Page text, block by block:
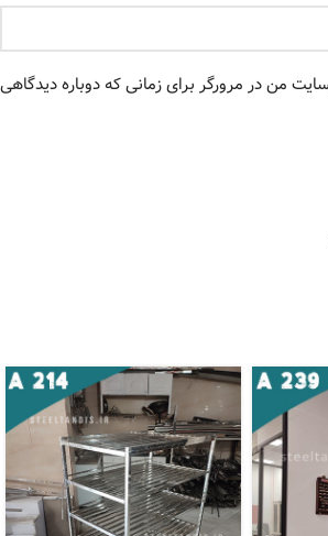
من در مرورگر برای زمانی که دوباره دیدگاهی